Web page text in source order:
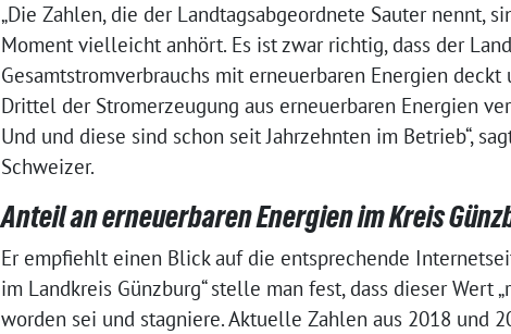
„Die Zahlen, die der Landtagsabgeordnete Sauter nennt,
Moment vielleicht anhört. Es ist zwar richtig, dass der
Gesamtstromverbrauchs mit erneuerbaren Energien
Drittel der Stromerzeugung aus erneuerbaren Energien
Und und diese sind schon seit Jahrzehnten im Betrieb“,
Schweizer.
Anteil an erneuerbaren Energien im Kreis
Er empfiehlt einen Blick auf die entsprechende
im Landkreis Günzburg“ stelle man fest, dass dieser Wert
worden sei und stagniere. Aktuelle Zahlen aus 2018 und